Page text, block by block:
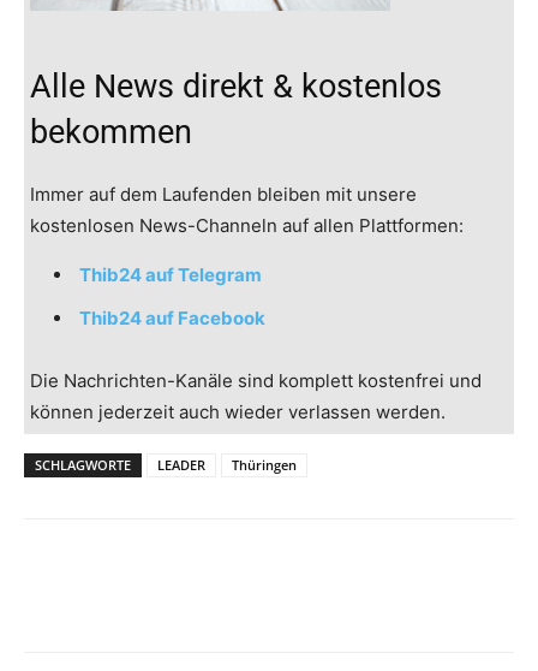
Alle News direkt & kostenlos
bekommen
Immer auf dem Laufenden bleiben mit unsere
kostenlosen News-Channeln auf allen Plattformen:
Thib24 auf Telegram
Thib24 auf Facebook
Die Nachrichten-Kanäle sind komplett kostenfrei und
können jederzeit auch wieder verlassen werden.
SCHLAGWORTE LEADER Thüringen